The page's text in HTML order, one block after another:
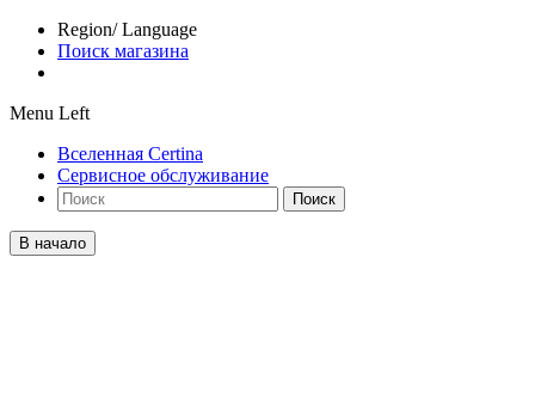
Region/ Language
Поиск магазина
Menu Left
Вселенная Certina
Сервисное обслуживание
Поиск
В начало